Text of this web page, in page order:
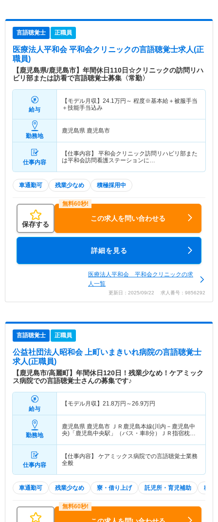
言語聴覚士 正職員
医療法人平和会 平和会クリニックの言語聴覚士求人(正
職員)
【鹿児島県/鹿児島市】年間休日110日☆クリニックの訪問リハ
ビリ部または訪看で言語聴覚士募集〈常勤〉
給与
【モデル月収】 24.1万円～ 程度※基本給＋被服手当
＋技能手当込み
勤務地
鹿児島県 鹿児島市
仕事内容
【仕事内容】 平和会クリニック訪問リハビリ部また
は平和会訪問看護ステーションに…
車通勤可 残業少なめ 積極採用中
保存する
この求人を問い合わせる
詳細を見る
医療法人平和会 平和会クリニックの求
人一覧
更新日：2025/09/22 求人番号：9856292
言語聴覚士 正職員
公益社団法人昭和会 上町いまきいれ病院の言語聴覚士
求人(正職員)
【鹿児島市/高麗町】年間休日120日！残業少なめ！ケアミック
ス病院での言語聴覚士さんの募集です♪
給与
【モデル月収】 21.8万円～26.9万円
勤務地
鹿児島県 鹿児島市 ＪＲ鹿児島本線(川内－鹿児島中
央)「鹿児島中央駅」（バス・車8分）ＪＲ指宿枕崎
仕事内容
【仕事内容】 ケアミックス病院での言語聴覚士業務
全般
車通勤可 残業少なめ 寮・借り上げ 託児所・育児補助 積極